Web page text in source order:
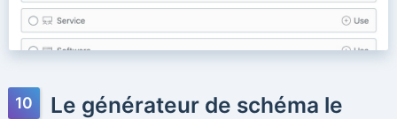
Le générateur de schéma le